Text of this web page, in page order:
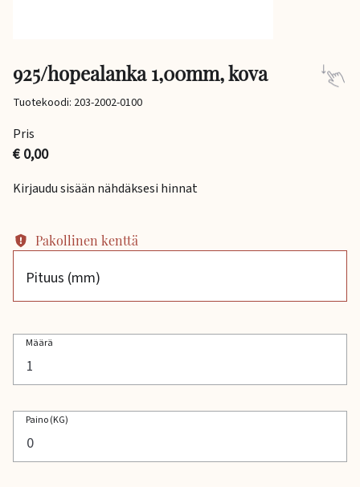
925/hopealanka 1,00mm, kova
Tuotekoodi: 203-2002-0100
Pris
€ 0,00
Kirjaudu sisään nähdäksesi hinnat
Pakollinen kenttä
Pituus (mm)
Määrä
Paino (KG)